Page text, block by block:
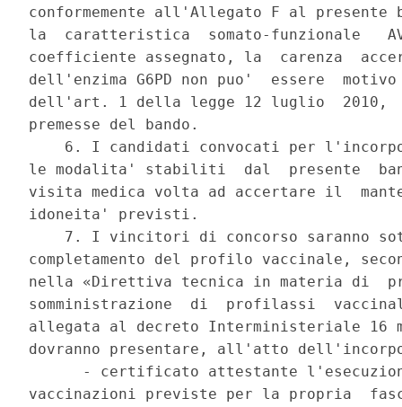
conformemente all'Allegato F al presente
la  caratteristica  somato-funzionale
coefficiente assegnato, la  carenza
dell'enzima G6PD non puo'  essere
dell'art. 1 della legge 12 luglio  2010,
premesse del bando.
6. I candidati convocati per
le modalita' stabiliti  dal  presente
visita medica volta ad accertare il
idoneita' previsti.
7. I vincitori di concorso saranno
completamento del profilo vaccinale,
nella «Direttiva tecnica in materia di
somministrazione  di  profilassi
allegata al decreto Interministeriale 16
dovranno presentare, all'atto
- certificato attestante
vaccinazioni previste per la propria